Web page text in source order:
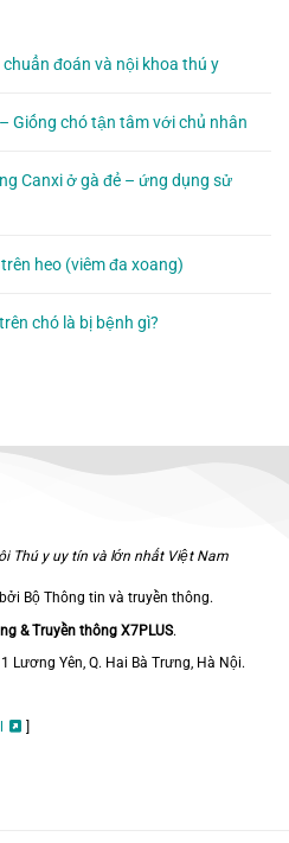
đoán và nội khoa thú y
Giống chó tận tâm với chủ nhân
Canxi ở gà đẻ – ứng dụng sử
heo (viêm đa xoang)
chó là bị bệnh gì?
Thú y uy tín và lớn nhất Việt Nam
Bộ Thông tin và truyền thông.
& Truyền thông X7PLUS.
Lương Yên, Q. Hai Bà Trưng, Hà Nội.